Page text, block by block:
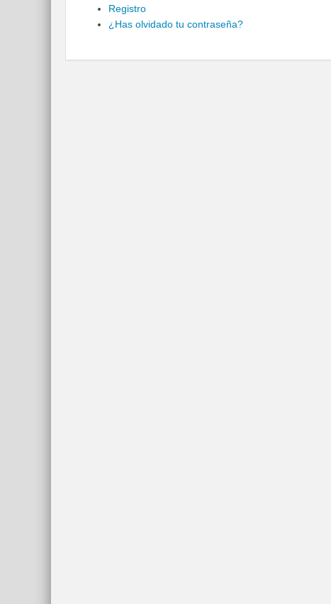
Registro
¿Has olvidado tu contraseña?